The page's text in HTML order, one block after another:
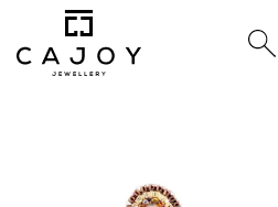
principale